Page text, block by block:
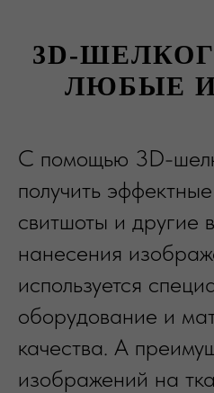
3D-
ЛЮБЫЕ
С помощью 3D-
получить
свитшоты и другие
нанесения
используется
оборудование и
качества. А
изображений на